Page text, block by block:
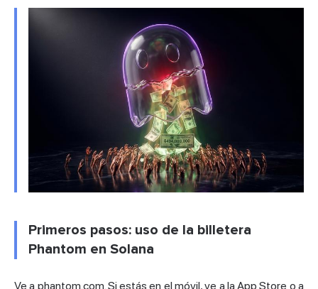
Primeros pasos: uso de la billetera
Phantom en Solana
Ve a phantom.com. Si estás en el móvil, ve a la App Store o a